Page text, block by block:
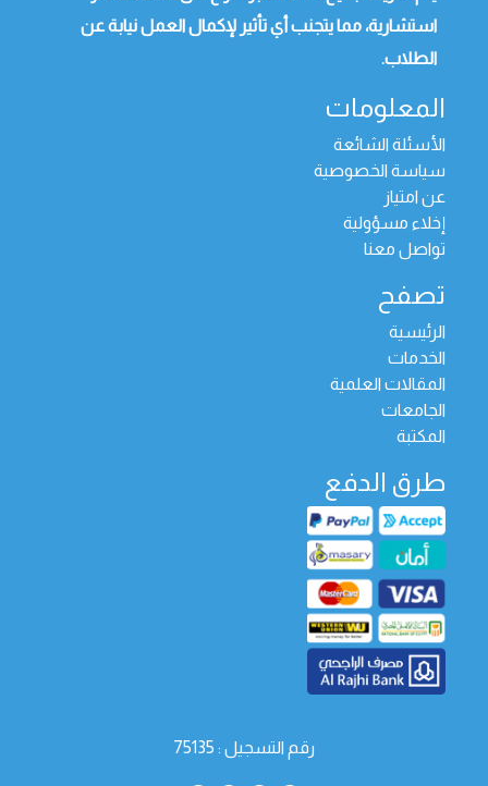
استشارية، مما يتجنب أي تأثير لإكمال العمل نيابة عن
الطلاب.
المعلومات
الأسئلة الشائعة
سياسة الخصوصية
عن امتياز
إخلاء مسؤولية
تواصل معنا
تصفح
الرئيسية
الخدمات
المقالات العلمية
الجامعات
المكتبة
طرق الدفع
رقم التسجيل : 75135